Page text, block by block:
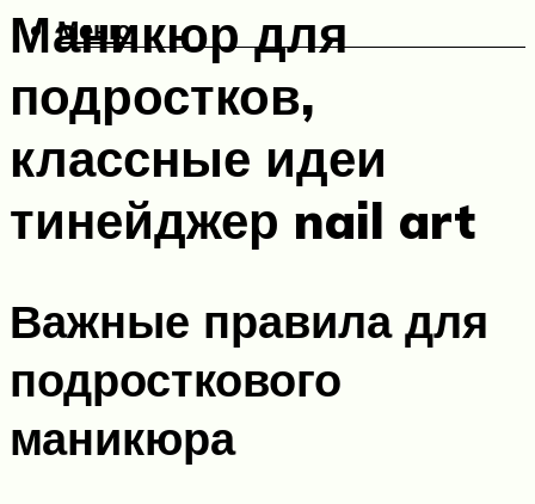
Меню
Маникюр для
подростков,
классные идеи
тинейджер nail art
Важные правила для
подросткового
маникюра